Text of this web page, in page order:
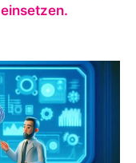
einsetzen.